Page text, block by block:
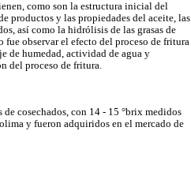
como son la estructura inicial del
productos y las propiedades del aceite, las
así como la hidrólisis de las grasas de
fue observar el efecto del proceso de fritura
de humedad, actividad de agua y
del proceso de fritura.
de cosechados, con 14 - 15 °brix medidos
y fueron adquiridos en el mercado de